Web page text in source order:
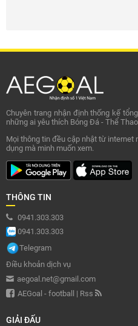
Chuyên trang nhận định thống kế
những ai yêu thích Bóng Đá - Thể Thao
Mọi thông tin đều cập nhật từ internet
dụng mà minh muốn xem.
THÔNG TIN
0941.303.303
0941.303.303
Telegram
Điều khoản dịch vụ
aegoal.net@gmail.com
AEGoal - football
| Rss
GIẢI ĐẤU